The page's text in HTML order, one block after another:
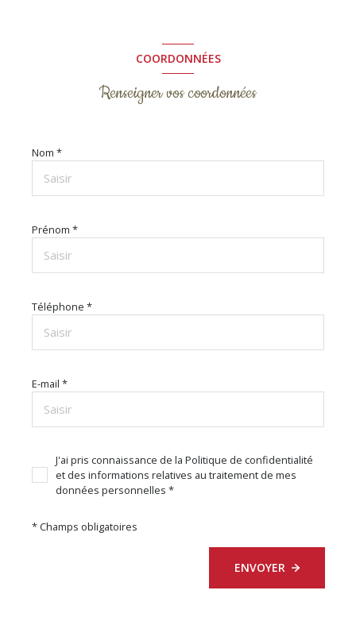
COORDONNÉES
Renseigner vos coordonnées
Nom *
Prénom *
Téléphone *
E-mail *
J'ai pris connaissance de la Politique de confidentialité
et des informations relatives au traitement de mes
données personnelles *
* Champs obligatoires
ENVOYER